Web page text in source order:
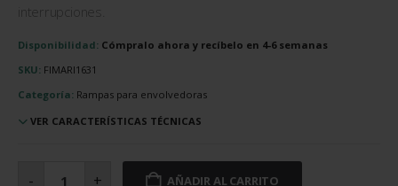
interrupciones.
Disponibilidad: Cómpralo ahora y recíbelo en 4-6 semanas
SKU: FIMARI1631
Categoría: Rampas para envolvedoras
VER CARACTERÍSTICAS TÉCNICAS
- Inox + AÑADIR AL CARRITO